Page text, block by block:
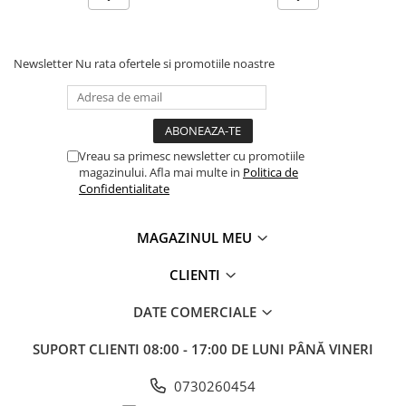
Masini electrice de filetat
Masini de gaurit cu talpa
Instalatii de spalare a pieselor
Lame de ferastrau cu varf din
Lame de ferăstrău cu acoperire
Panze de taiere cu banda verticala
Panze de taiere metal pentru
ferastraie
Roti de lustruit
Unelte striere
Newsletter Nu rata ofertele si promotiile noastre
Vreau sa primesc newsletter cu promotiile
magazinului. Afla mai multe in Politica de
Confidentialitate
MAGAZINUL MEU
CLIENTI
DATE COMERCIALE
SUPORT CLIENTI 08:00 - 17:00 DE LUNI PÂNĂ VINERI
0730260454